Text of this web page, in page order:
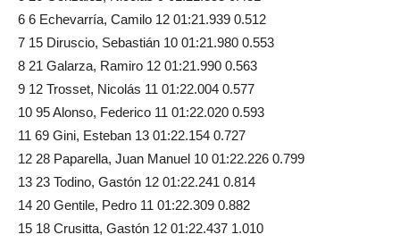
6 6 Echevarría, Camilo 12 01:21.939 0.512
7 15 Diruscio, Sebastián 10 01:21.980 0.553
8 21 Galarza, Ramiro 12 01:21.990 0.563
9 12 Trosset, Nicolás 11 01:22.004 0.577
10 95 Alonso, Federico 11 01:22.020 0.593
11 69 Gini, Esteban 13 01:22.154 0.727
12 28 Paparella, Juan Manuel 10 01:22.226 0.799
13 23 Todino, Gastón 12 01:22.241 0.814
14 20 Gentile, Pedro 11 01:22.309 0.882
15 18 Crusitta, Gastón 12 01:22.437 1.010